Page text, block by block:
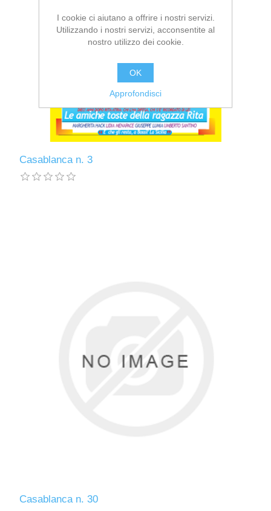
Casablanca n. 3
Casablanca n. 30
I cookie ci aiutano a offrire i nostri servizi.
Utilizzando i nostri servizi, acconsentite al
nostro utilizzo dei cookie.
OK
Approfondisci